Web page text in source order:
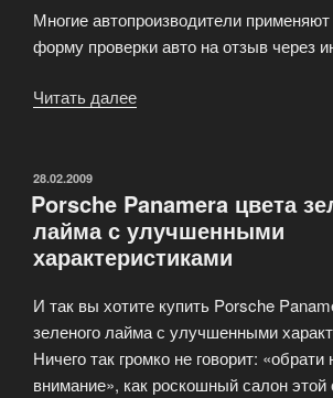
Многие автопроизводители
форму проверки авто на отзыв через
Читать далее
узнают
об
отзывах?»
ОПУБЛИКОВАНО
28.02.2009
Porsche Panamera цвета
лайма с улучшенными
характеристиками
И так вы хотите купить Porsche
зеленого лайма с улучшенными
Ничего так громко не говорит: «обрати
внимание», как роскошный салон этой